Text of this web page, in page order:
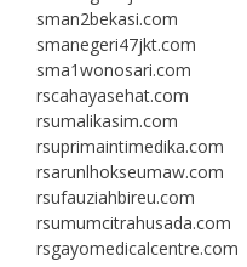
sman2bekasi.com
smanegeri47jkt.com
sma1wonosari.com
rscahayasehat.com
rsumalikasim.com
rsuprimaintimedika.com
rsarunlhokseumaw.com
rsufauziahbireu.com
rsumumcitrahusada.com
rsgayomedicalcentre.com